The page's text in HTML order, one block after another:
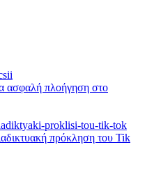
ασφαλή πλοήγηση στο
πρόκληση του Tik